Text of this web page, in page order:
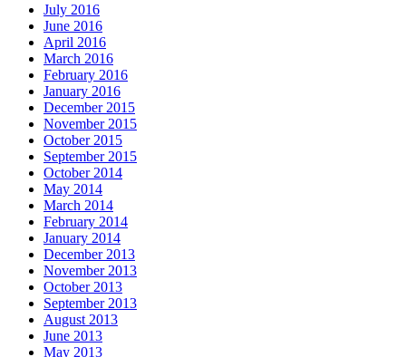
July 2016
June 2016
April 2016
March 2016
February 2016
January 2016
December 2015
November 2015
October 2015
September 2015
October 2014
May 2014
March 2014
February 2014
January 2014
December 2013
November 2013
October 2013
September 2013
August 2013
June 2013
May 2013